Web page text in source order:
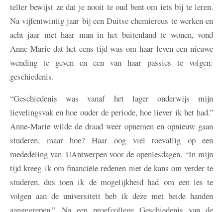
teller bewijst ze dat je nooit te oud bent om iets bij te leren.
Na vijfentwintig jaar bij een Duitse chemiereus te werken en
acht jaar met haar man in het buitenland te wonen, vond
Anne-Marie dat het eens tijd was om haar leven een nieuwe
wending te geven en een van haar passies te volgen:
geschiedenis.
“Geschiedenis was vanaf het lager onderwijs mijn
lievelingsvak en hoe ouder de periode, hoe liever ik het had.”
Anne-Marie wilde de draad weer opnemen en opnieuw gaan
studeren, maar hoe? Haar oog viel toevallig op een
mededeling van UAntwerpen voor de openlesdagen. “In mijn
tijd kreeg ik om financiële redenen niet de kans om verder te
studeren, dus toen ik de mogelijkheid had om een les te
volgen aan de universiteit heb ik deze met beide handen